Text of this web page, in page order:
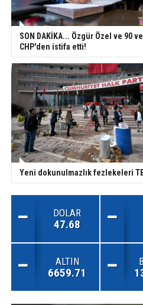
SON DAKİKA... Özgür Özel ve 90
CHP'den istifa etti!
Yeni dokunulmazlık fezlekeleri
DOLAR
47.68
ALTIN
6659.71